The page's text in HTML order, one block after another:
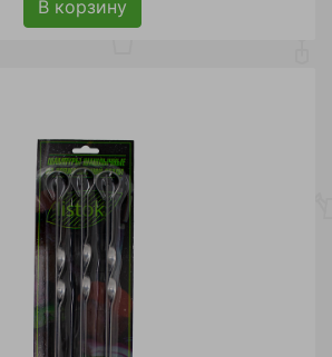
В корзину